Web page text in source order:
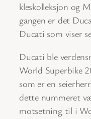
kleskolleksjon og
gangen er det
Ducati som viser
Ducati ble
World Superbike
som er en
dette nummeret
motsetning til i